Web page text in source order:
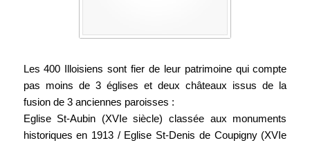
Les 400 Illoisiens sont fier de leur patrimoine qui compte
pas moins de 3 églises et deux châteaux issus de la
fusion de 3 anciennes paroisses :
Eglise St-Aubin (XVIe siècle) classée aux monuments
historiques en 1913 / Eglise St-Denis de Coupigny (XVIe